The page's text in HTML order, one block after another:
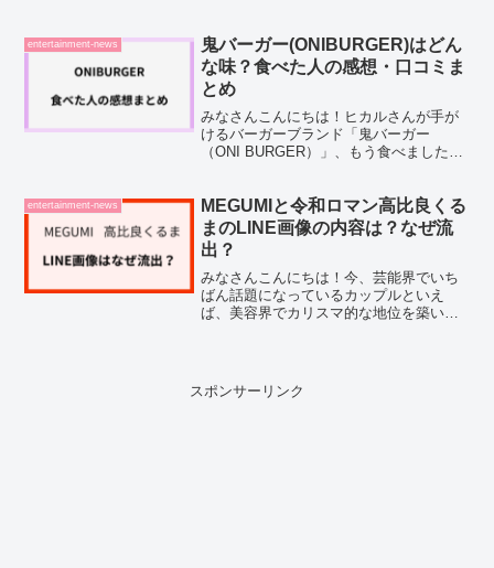
家としてテレビや雑誌に登場する注目の
存在です。最近ではS...
entertainment-news
鬼バーガー(ONIBURGER)はどん
な味？食べた人の感想・口コミま
とめ
みなさんこんにちは！ヒカルさんが手が
けるバーガーブランド「鬼バーガー
（ONI BURGER）」、もう食べました
味しそう…！」とずっと気になっていた
んです。今回は、実際...
entertainment-news
MEGUMIと令和ロマン高比良くる
まのLINE画像の内容は？なぜ流
出？
みなさんこんにちは！今、芸能界でいち
ばん話題になっているカップルといえ
ば、美容界でカリスマ的な地位を築いて
このニュースを見たと...
スポンサーリンク